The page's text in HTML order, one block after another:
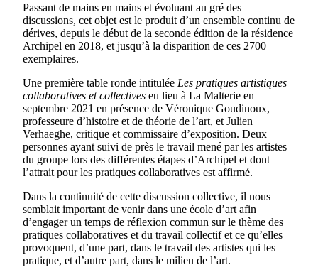
Passant de mains en mains et évoluant au gré des
discussions, cet objet est le produit d’un ensemble continu de
dérives, depuis le début de la seconde édition de la résidence
Archipel en 2018, et jusqu’à la disparition de ces 2700
exemplaires.
Une première table ronde intitulée Les pratiques artistiques
collaboratives et collectives eu lieu à La Malterie en
septembre 2021 en présence de Véronique Goudinoux,
professeure d’histoire et de théorie de l’art, et Julien
Verhaeghe, critique et commissaire d’exposition. Deux
personnes ayant suivi de près le travail mené par les artistes
du groupe lors des différentes étapes d’Archipel et dont
l’attrait pour les pratiques collaboratives est affirmé.
Dans la continuité de cette discussion collective, il nous
semblait important de venir dans une école d’art afin
d’engager un temps de réflexion commun sur le thème des
pratiques collaboratives et du travail collectif et ce qu’elles
provoquent, d’une part, dans le travail des artistes qui les
pratique, et d’autre part, dans le milieu de l’art.